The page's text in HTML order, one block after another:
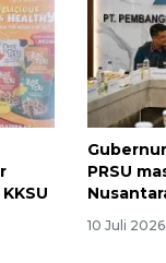
PRSU
10 Juli